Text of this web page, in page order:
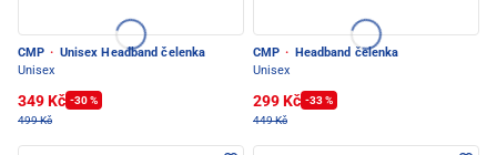
CMP · Unisex Headband čelenka
Unisex
349 Kč -30 %
499 Kč
CMP ·
Headband čelenka
Unisex
299 Kč -33 %
449 Kč